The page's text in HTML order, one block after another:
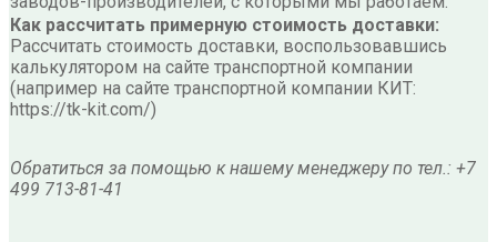
Как рассчитать примерную стоимость доставки:
Рассчитать стоимость доставки, воспользовавшись
калькулятором на сайте транспортной компании
(например на сайте транспортной компании КИТ:
https://tk-kit.com/)
Обратиться за помощью к нашему менеджеру по тел.: +7
499 713-81-41